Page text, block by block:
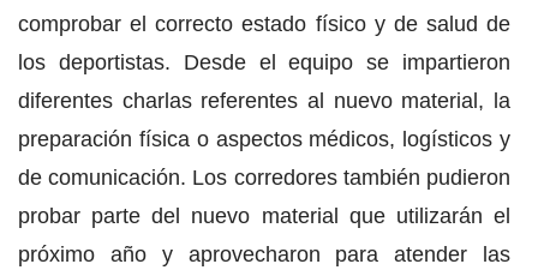
comprobar el correcto estado físico y de salud de
los deportistas. Desde el equipo se impartieron
diferentes charlas referentes al nuevo material, la
preparación física o aspectos médicos, logísticos y
de comunicación. Los corredores también pudieron
probar parte del nuevo material que utilizarán el
próximo año y aprovecharon para atender las